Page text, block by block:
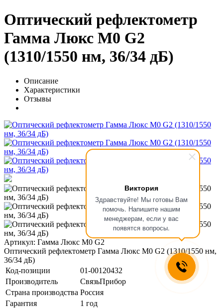
Виктория
Здравствуйте! Мы готовы Вам
помочь. Напишите нашим
менеджерам, если у вас
появятся вопросы.
Оптический рефлектометр
Гамма Люкс М0 G2
(1310/1550 нм, 36/34 дБ)
Описание
Характеристики
Отзывы
Артикул: Гамма Люкс M0 G2
Оптический рефлектометр Гамма Люкс М0 G2 (1310/1550 нм,
36/34 дБ)
Код-позиции
01-00120432
Производитель
СвязьПрибор
Страна производства Россия
Гарантия
1 год